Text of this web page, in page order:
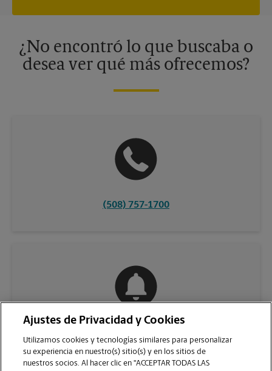
¿No encontró lo que buscaba o
desea ver qué más ofrecemos?
(508) 757-1700
Ajustes de Privacidad y Cookies
Utilizamos cookies y tecnologías similares para personalizar
su experiencia en nuestro(s) sitio(s) y en los sitios de
nuestros socios. Al hacer clic en "ACCEPTAR TODAS LAS